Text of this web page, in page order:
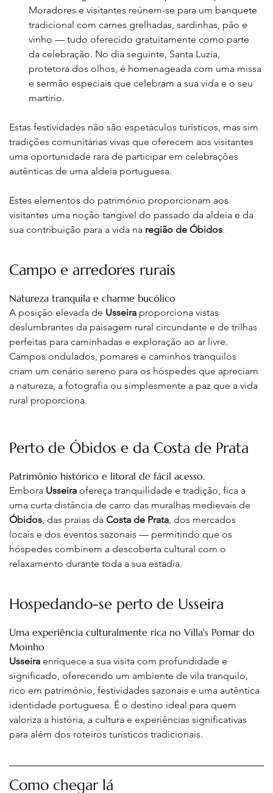
Moradores e visitantes reúnem-se para um banquete
tradicional com carnes grelhadas, sardinhas, pão e
vinho — tudo oferecido gratuitamente como parte
da celebração. No dia seguinte, Santa Luzia,
protetora dos olhos, é homenageada com uma missa
e sermão especiais que celebram a sua vida e o seu
martírio.
Estas festividades não são espetáculos turísticos, mas sim
tradições comunitárias vivas que oferecem aos visitantes
uma oportunidade rara de participar em celebrações
autênticas de uma aldeia portuguesa.
Estes elementos do património proporcionam aos
visitantes uma noção tangível do passado da aldeia e da
sua contribuição para a vida na região de Óbidos.
Campo e arredores rurais
Natureza tranquila e charme bucólico
A posição elevada de Usseira proporciona vistas
deslumbrantes da paisagem rural circundante e de trilhas
perfeitas para caminhadas e exploração ao ar livre.
Campos ondulados, pomares e caminhos tranquilos
criam um cenário sereno para os hóspedes que apreciam
a natureza, a fotografia ou simplesmente a paz que a vida
rural proporciona.
Perto de Óbidos e da Costa de Prata
Patrimônio histórico e litoral de fácil acesso.
Embora Usseira ofereça tranquilidade e tradição, fica a
uma curta distância de carro das muralhas medievais de
Óbidos, das praias da Costa de Prata, dos mercados
locais e dos eventos sazonais — permitindo que os
hóspedes combinem a descoberta cultural com o
relaxamento durante toda a sua estadia.
Hospedando-se perto de Usseira
Uma experiência culturalmente rica no Villa's Pomar do
Moinho
Usseira enriquece a sua visita com profundidade e
significado, oferecendo um ambiente de vila tranquilo,
rico em património, festividades sazonais e uma autêntica
identidade portuguesa. É o destino ideal para quem
valoriza a história, a cultura e experiências significativas
para além dos roteiros turísticos tradicionais.
Como chegar lá